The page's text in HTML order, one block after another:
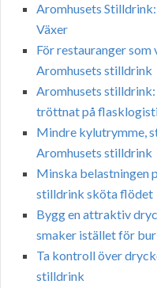
Aromhusets
Växer
För restauranger
Aromhusets stilldrink
Aromhusets
tröttnat på
Mindre kylutrymme,
Aromhusets stilldrink
Minska belastningen
stilldrink sköta flödet
Bygg en attraktiv
smaker istället för
Ta kontroll över
stilldrink